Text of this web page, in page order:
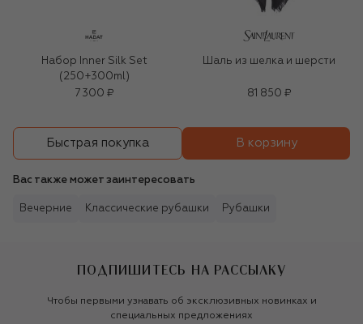
Набор Inner Silk Set
(250+300ml)
7 300 ₽
Шаль из шелка и шерсти
81 850 ₽
Быстрая покупка В корзину
Вас также может заинтересовать
Вечерние Классические рубашки Рубашки
ПОДПИШИТЕСЬ НА РАССЫЛКУ
Чтобы первыми узнавать об эксклюзивных новинках и
специальных предложениях